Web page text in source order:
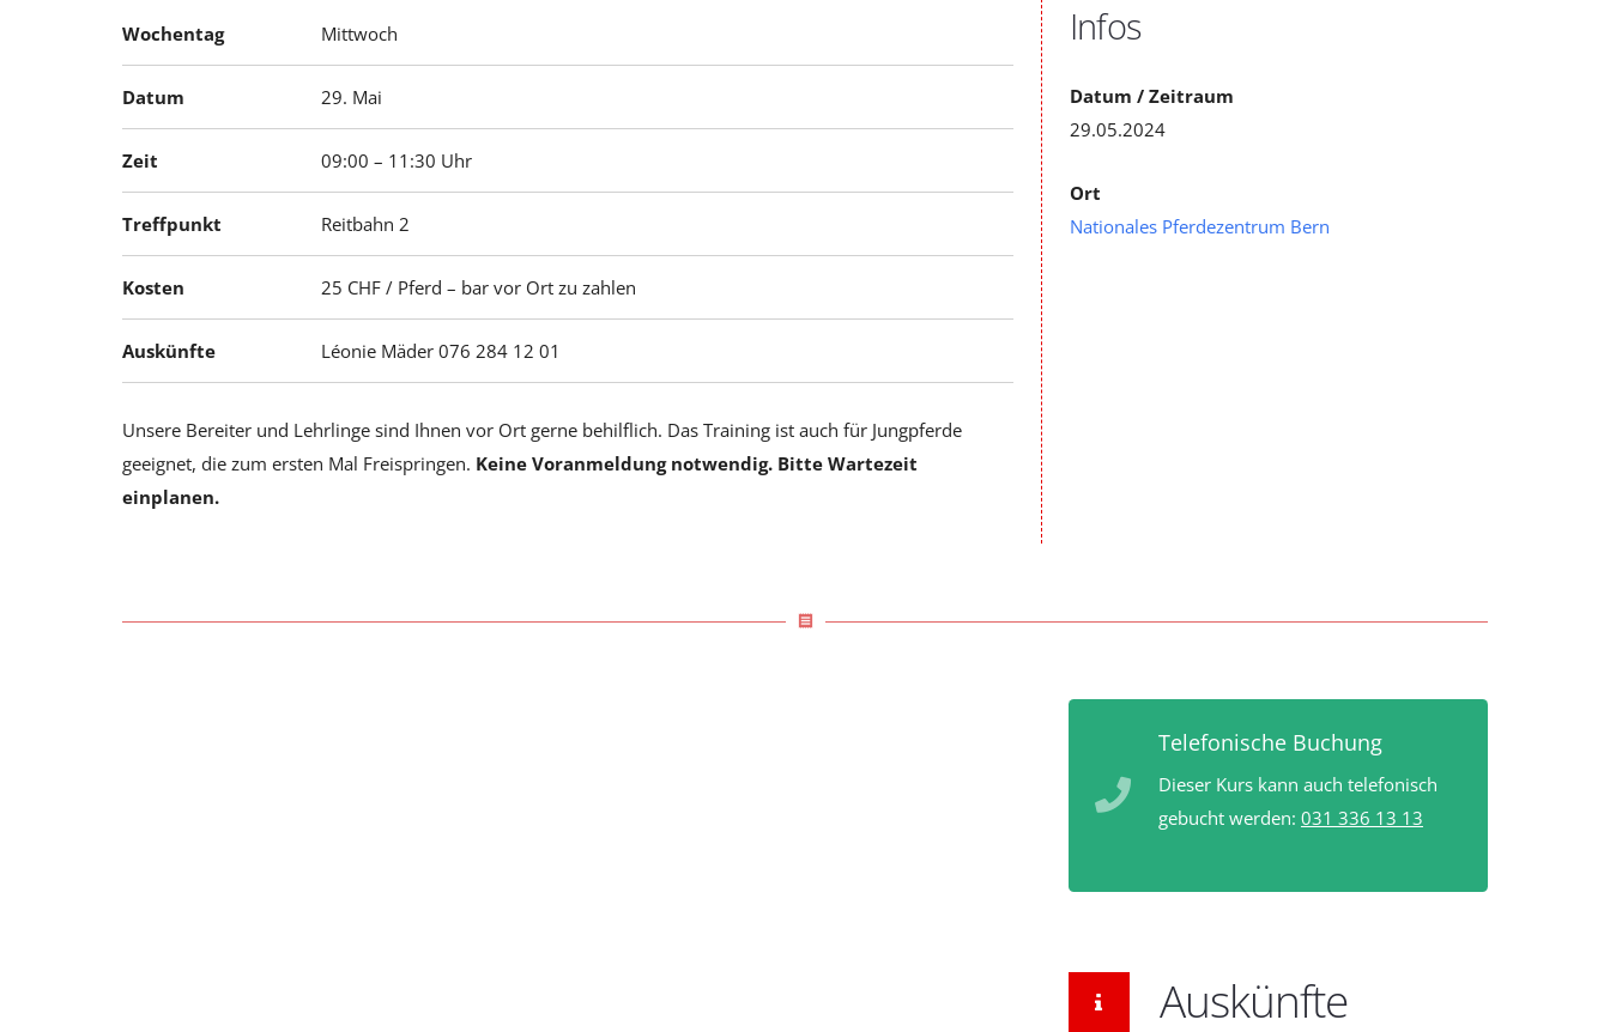
Wochentag Mittwoch
Datum 29. Mai
Zeit 09:00 – 11:30 Uhr
Treffpunkt Reitbahn 2
Kosten 25 CHF / Pferd – bar vor Ort zu zahlen
Auskünfte Léonie Mäder 076 284 12 01
Unsere Bereiter und Lehrlinge sind Ihnen vor Ort gerne behilflich. Das Training ist auch für Jungpferde
geeignet, die zum ersten Mal Freispringen. Keine Voranmeldung notwendig. Bitte Wartezeit
einplanen.
Infos
Datum / Zeitraum
29.05.2024
Ort
Nationales Pferdezentrum Bern
receipt
Telefonische Buchung
Dieser Kurs kann auch telefonisch
gebucht werden: 031 336 13 13
Auskünfte